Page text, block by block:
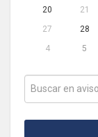
20
21
27
28
4
5